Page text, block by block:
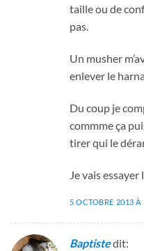
taille ou de
pas.
Un musher
enlever le
Du coup je
commme ça
tirer qui le
Je vais
5 OCTOBRE 2013
Baptistedit: